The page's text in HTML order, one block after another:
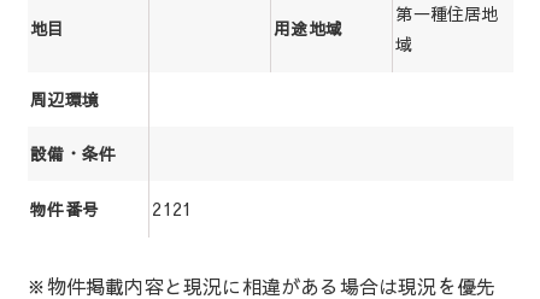
地目 用途地域
第一種住居地
域
周辺環境
設備・条件
物件番号 2121
※物件掲載内容と現況に相違がある場合は現況を優先